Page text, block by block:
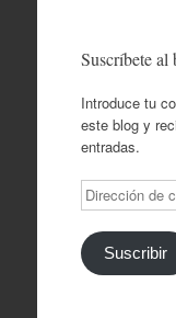
Suscríbete
Introduce tu
este blog y
entradas.
Dirección
de
correo
electrónico
Suscribir